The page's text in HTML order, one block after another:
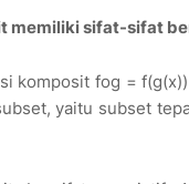
memiliki sifat-sifat
komposit fog =
yaitu subset